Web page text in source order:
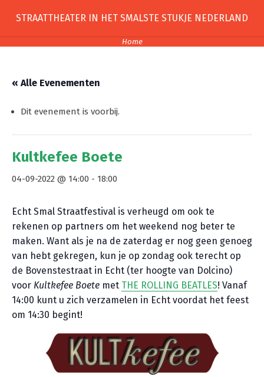
content
STRAATTHEATER IN HET SMALSTE STUKJE NEDERLAND
Home
« Alle Evenementen
Dit evenement is voorbij.
Kultkefee Boete
04-09-2022 @ 14:00 - 18:00
Echt Smal Straatfestival is verheugd om ook te
rekenen op partners om het weekend nog beter te
maken. Want als je na de zaterdag er nog geen genoeg
van hebt gekregen, kun je op zondag ook terecht op
de Bovenstestraat in Echt (ter hoogte van Dolcino)
voor Kultkefee Boete met THE ROLLING BEATLES! Vanaf
14:00 kunt u zich verzamelen in Echt voordat het feest
om 14:30 begint!